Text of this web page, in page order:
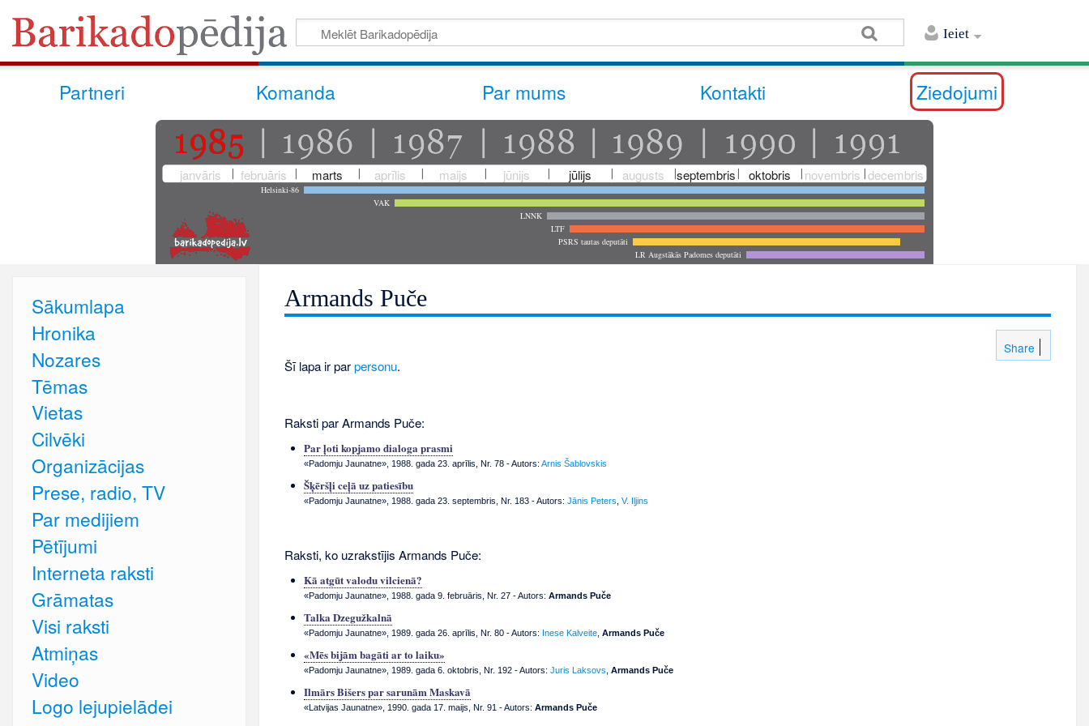
Ieiet
Partneri Komanda Par mums Kontakti Ziedojumi
janvāris februāris marts aprīlis maijs jūnijs jūlijs augusts septembris oktobris novembris decembris
Helsinki-86
VAK
LNNK
LTF
PSRS tautas deputāti
LR Augstākās Padomes deputāti
Armands Puče
Share
Šī lapa ir parpersonu.
Raksti par Armands Puče:
Par ļoti kopjamo dialoga prasmi
«Padomju Jaunatne», 1988. gada 23. aprīlis, Nr. 78- Autors: Arnis Šablovskis
Šķēršļi ceļā uz patiesību
«Padomju Jaunatne», 1988. gada 23. septembris, Nr. 183- Autors: Jānis Peters V. Iļjins
Raksti, ko uzrakstījis Armands Puče:
Kā atgūt valodu vilcienā?
«Padomju Jaunatne», 1988. gada 9. februāris, Nr. 27- Autors: Armands Puče
Talka Dzegužkalnā
«Padomju Jaunatne», 1989. gada 26. aprīlis, Nr. 80- Autors: Inese Kalveite, Armands Puče
«Mēs bijām bagāti ar to laiku»
«Padomju Jaunatne», 1989. gada 6. oktobris, Nr. 192- Autors: Juris Laksovs Armands Puče
Ilmārs Bišers par sarunām Maskavā
«Latvijas Jaunatne», 1990. gada 17. maijs, Nr. 91 - Autors: Armands Puče
Sākumlapa
Hronika
Nozares
Tēmas
Vietas
Cilvēki
Organizācijas
Prese, radio, TV
Par medijiem
Pētījumi
Interneta raksti
Grāmatas
Visi raksti
Atmiņas
Video
Logo lejupielādei